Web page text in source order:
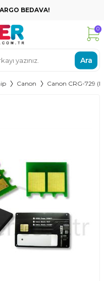
BEDAVA!
Ara
0
Canon Canon CRG-729